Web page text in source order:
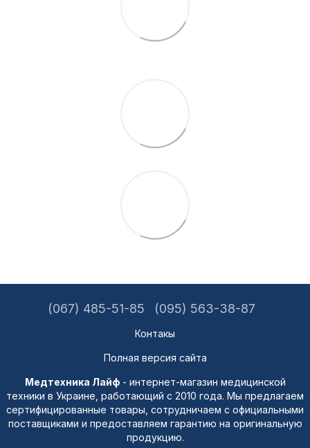
(067) 485-51-85 (095) 563-38-87
Контакы
Полная версия сайта
Медтехника Лайф- интернет-магазин медицинской
техники в Украине, работающий с 2010 года. Мы предлагаем
сертифицированные товары, сотрудничаем с официальными
поставщиками и предоставляем гарантию на оригинальную
продукцию.